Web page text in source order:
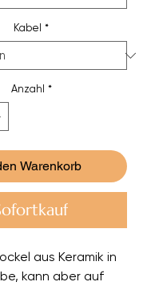
Kabel *
Anzahl *
Warenkorb
aus Keramik in
kann aber auf